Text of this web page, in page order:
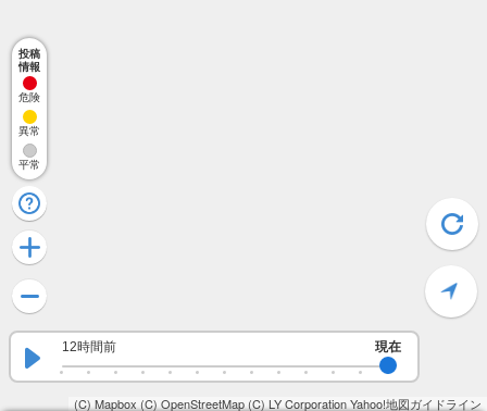
(C) Mapbox (C) OpenStreetMap(C) LY CorporationYahoo!地図ガイドライン
12時間前 現在
投稿
情報
危険
異常
平常